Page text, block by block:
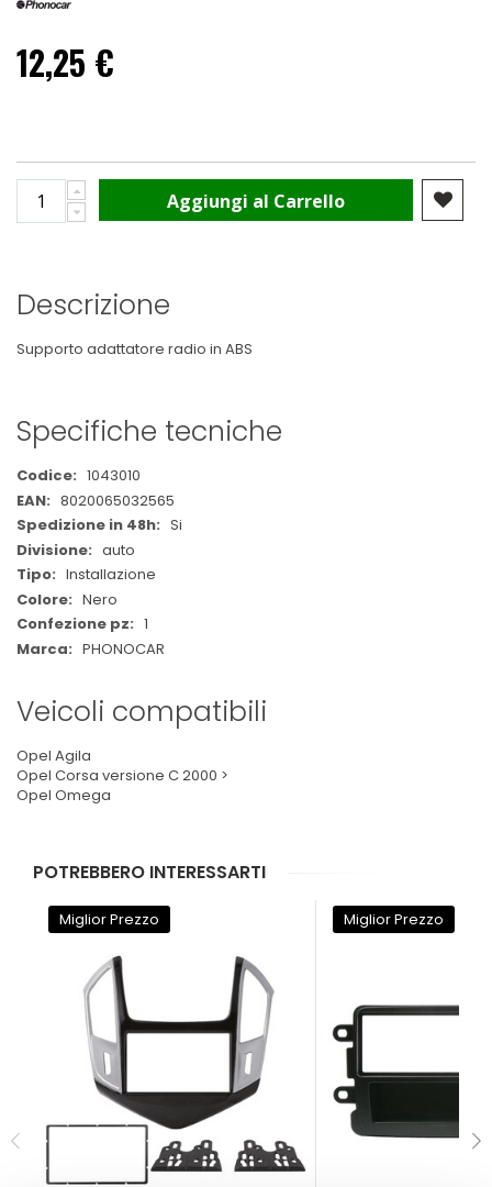
12,25 €
Aggiungi al Carrello
Descrizione
Supporto adattatore radio in ABS
Specifiche tecniche
Maggiori
Informazioni
1043010
8020065032565
Si
auto
Installazione
Nero
1
PHONOCAR
Veicoli compatibili
Opel Agila
Opel Corsa versione C 2000 >
Opel Omega
POTREBBERO INTERESSARTI
Miglior Prezzo Miglior Prezzo